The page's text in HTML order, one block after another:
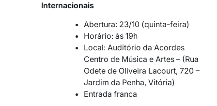
Internacionais
Abertura: 23/10 (quinta-feira)
Horário: às 19h
Local: Auditório da Acordes
Centro de Música e Artes – (Rua
Odete de Oliveira Lacourt, 720 –
Jardim da Penha, Vitória)
Entrada franca